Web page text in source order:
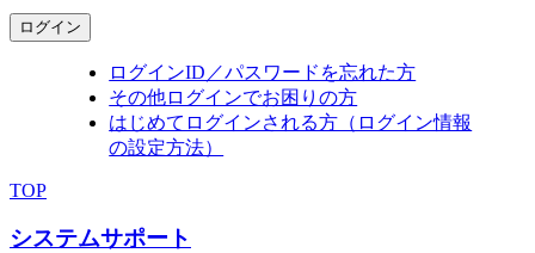
ログイン
ログインID／パスワードを忘れた方
その他ログインでお困りの方
はじめてログインされる方（ログイン情報
の設定方法）
TOP
システムサポート